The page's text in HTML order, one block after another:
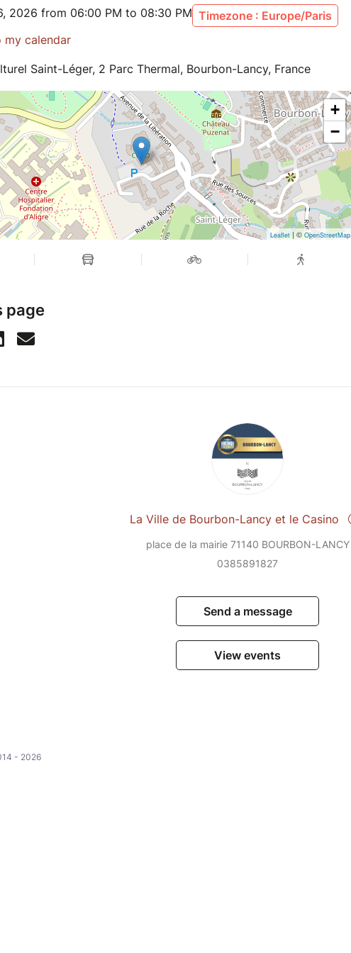
2026 from 06:00 PM to 08:30 PM Timezone : Europe/Paris
my calendar
Saint-Léger, 2 Parc Thermal, Bourbon-Lancy, France
+
−
Leaflet | © OpenStreetMap
page
La Ville de Bourbon-Lancy et le Casino
place de la mairie 71140 BOURBON-LANCY
0385891827
Send a message
View events
- 2026